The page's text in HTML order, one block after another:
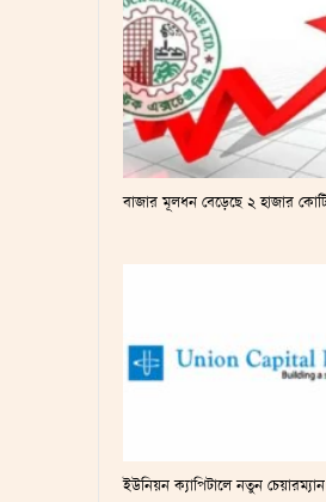
বাজার মূলধন বেড়েছে ২ হাজার
ইউনিয়ন ক্যাপিটালে নতুন